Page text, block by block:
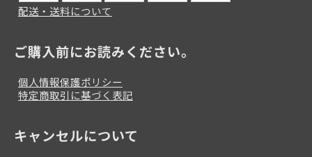
配送・送料について
ご購入前にお読みください。
個人情報保護ポリシー
特定商取引に基づく表記
キャンセルについて